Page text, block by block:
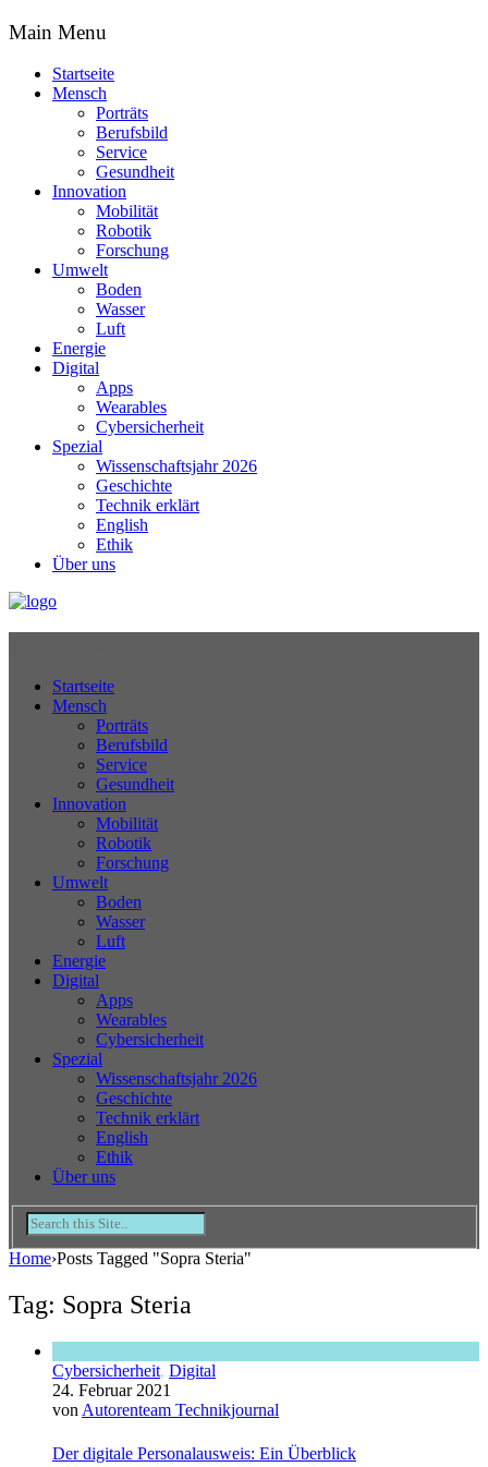
Main Menu
Startseite
Mensch
Porträts
Berufsbild
Service
Gesundheit
Innovation
Mobilität
Robotik
Forschung
Umwelt
Boden
Wasser
Luft
Energie
Digital
Apps
Wearables
Cybersicherheit
Spezial
Wissenschaftsjahr 2026
Geschichte
Technik erklärt
English
Ethik
Über uns
Startseite
Mensch
Porträts
Berufsbild
Service
Gesundheit
Innovation
Mobilität
Robotik
Forschung
Umwelt
Boden
Wasser
Luft
Energie
Digital
Apps
Wearables
Cybersicherheit
Spezial
Wissenschaftsjahr 2026
Geschichte
Technik erklärt
English
Ethik
Über uns
Home›Posts Tagged "Sopra Steria"
Tag: Sopra Steria
Cybersicherheit, Digital
24. Februar 2021
von Autorenteam Technikjournal
Der digitale Personalausweis: Ein Überblick